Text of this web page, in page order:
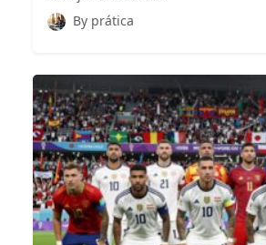
By prática